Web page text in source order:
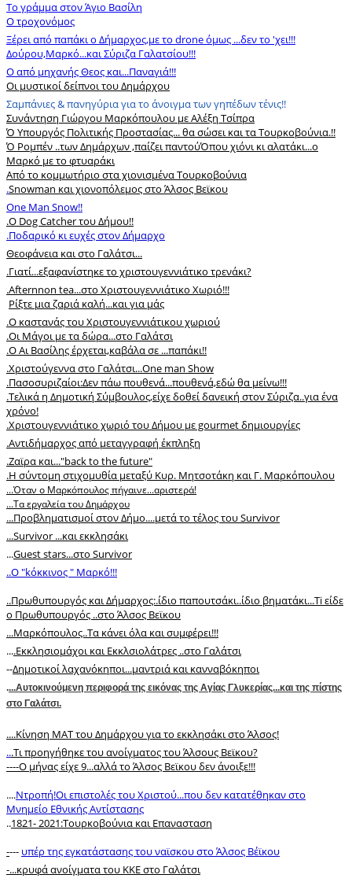
Το γράμμα στον Άγιο Βασίλη
Ο τροχονόμος
Ξέρει από παπάκι ο Δήμαρχος,με το drone όμως ...δεν το 'χει!!!
Δούρου,Μαρκό...και Σύριζα Γαλατσίου!!!
Ο από μηχανής Θεος και...Παναγιά!!!
Οι μυστικοί δείπνοι του Δημάρχου
Σαμπάνιες & πανηγύρια για το άνοιγμα των γηπέδων τένις!!
Συνάντηση Γιώργου Μαρκόπουλου με Αλέξη Τσίπρα
Ό Υπουργός Πολιτικής Προστασίας... θα σώσει και τα Τουρκοβούνια.!!
Ό Ρομπέν ..των Δημάρχων ,παίζει παντούΌπου χιόνι κι αλατάκι...ο
Μαρκό με το φτυαράκι
Από το κομμωτήριο στα χιονισμένα Τουρκοβούνια
.Snowman και χιονοπόλεμος στο Άλσος Βεϊκου
One Man Snow!!
.Ο Dog Catcher του Δήμου!!
.Ποδαρικό κι ευχές στον Δήμαρχο
Θεοφάνεια και στο Γαλάτσι...
.Γιατί...εξαφανίστηκε το χριστουγεννιάτικο τρενάκι?
.Afternnon tea...στο Χριστουγεννιάτικο Χωριό!!!
Ρίξτε μια ζαριά καλή...και για μάς
.Ο καστανάς του Χριστουγεννιάτικου χωριού
.Οι Μάγοι με τα δώρα...στο Γαλάτσι
.O Αι Βασίλης έρχεται,καβάλα σε ...παπάκι!!
.Xριστούγεννα στο Γαλάτσι...Οne man Show
.Πασοσυριζαίοι:Δεν πάω πουθενά...πουθενά,εδώ θα μείνω!!!
.Τελικά η Δημοτική Σύμβουλος,είχε δοθεί δανεική στον Σύριζα..για ένα
χρόνο!
.Χριστουγεννιάτικο χωριό του Δήμου με gourmet δημιουργίες
.Αντιδήμαρχος από μεταγγραφή έκπληξη
.Zαϊρα και..."back to the future"
.Η σύντομη στιχομυθία μεταξύ Κυρ. Μητσοτάκη και Γ. Μαρκόπουλου
...Όταν ο Μαρκόπουλος πήγαινε...αριστερά!
...Τα εργαλεία του Δημάρχου
...Προβληματισμοί στον Δήμο....μετά το τέλος του Survivor
...Survivor ...και εκκλησάκι
...Guest stars...στο Survivor
..O "kόκκινος " Μαρκό!!!
..Πρωθυπουργός και Δήμαρχος:.ίδιο παπουτσάκι..ίδιο βηματάκι...Ti είδε
ο Πρωθυπουργός ..στο Άλσος Βεϊκου
...Μαρκόπουλος..Τα κάνει όλα και συμφέρει!!!
....Εκκλησιομάχοι και Εκκλσιολάτρες ..στο Γαλάτσι
--Δημοτικοί λαχανόκηποι...μαντριά και κανναβόκηποι
....Αυτοκινούμενη περιφορά της εικόνας της Αγίας Γλυκερίας...και της πίστης
στο Γαλάτσι.
....Κίνηση ΜΑΤ του Δημάρχου για το εκκλησάκι στο Άλσος!
...Τι προηγήθηκε του ανοίγματος του Άλσους Βεϊκου?
----Ο μήνας είχε 9...αλλά το Άλσος Βεϊκου δεν άνοιξε!!!
....Ντροπή!Οι επιστολές του Χριστού...που δεν κατατέθηκαν στο
Μνημείο Εθνικής Αντίστασης
..1821- 2021:Toυρκοβούνια και Επανασταση
---- υπέρ της εγκατάστασης του ναϊσκου στο Άλσος Βέϊκου
-...κρυφά ανοίγματα του ΚΚΕ στο Γαλάτσι